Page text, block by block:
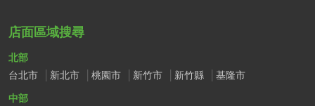
店面區域搜尋
北部
台北市
新北市 桃園市 新竹市 新竹縣
基隆市
中部